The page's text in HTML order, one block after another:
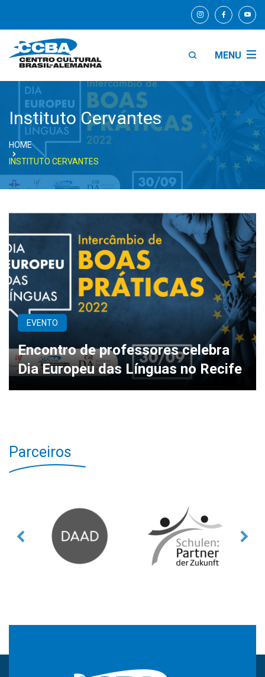
MENU
Instituto Cervantes
HOME
INSTITUTO CERVANTES
EVENTO
Encontro de professores celebra
Dia Europeu das Línguas no Recife
Parceiros